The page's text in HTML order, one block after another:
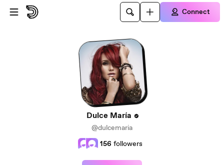
Skip to main content
Connect
Dulce María
@dulcemaria
156 followers